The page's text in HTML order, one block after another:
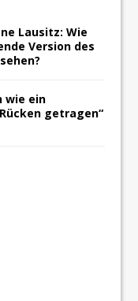
Lausitz: Wie
Version des
wie ein
getragen“